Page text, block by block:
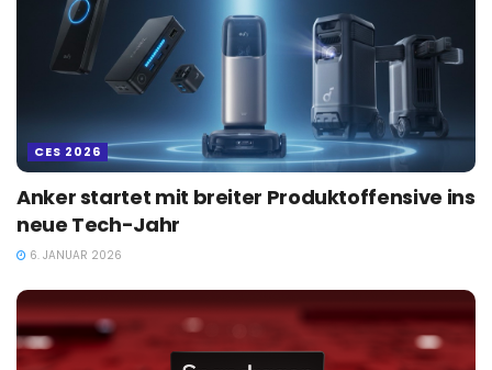
CES 2026
Anker startet mit breiter Produktoffensive ins
neue Tech-Jahr
6. JANUAR 2026